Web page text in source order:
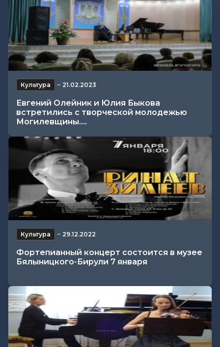
Культура − 21.02.2023
Евгений Олейник и Юлия Быкова
встретились с творческой молодежью
Могилевщины....
Культура − 29.12.2022
Фортепианный концерт состоится в музее
Бялыницкого-Бирули 7 января